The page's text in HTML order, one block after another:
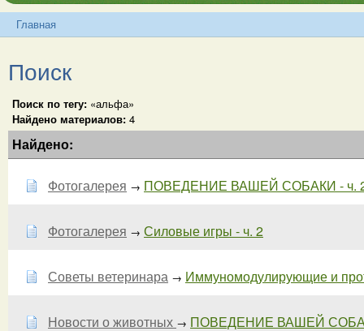
Главная
Поиск
Поиск по тегу: «альфа»
Найдено материалов: 4
Найдено:
Фотогалерея → ПОВЕДЕНИЕ ВАШЕЙ СОБАКИ - ч.
Фотогалерея → Силовые игры - ч. 2
Советы ветеринара → Иммуномодулирующие и
Новости о животных → ПОВЕДЕНИЕ ВАШЕЙ